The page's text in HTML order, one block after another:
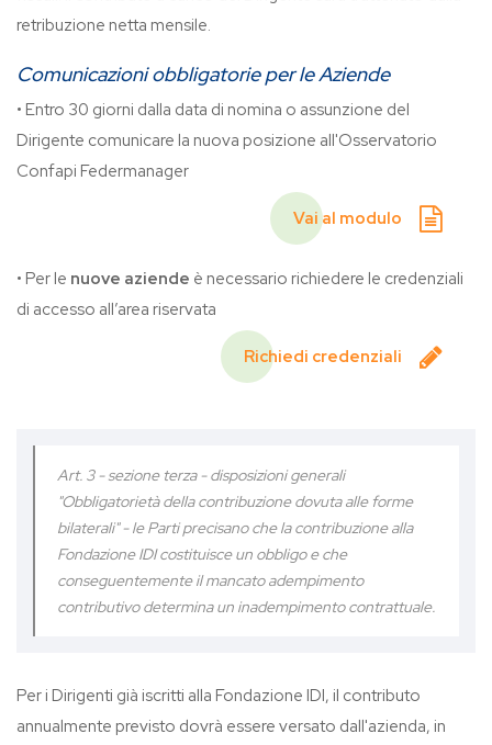
retribuzione netta mensile.
Comunicazioni obbligatorie per le Aziende
• Entro 30 giorni dalla data di nomina o assunzione del
Dirigente comunicare la nuova posizione all'Osservatorio
Confapi Federmanager
Vai al modulo
• Per le nuove aziende è necessario richiedere le credenziali
di accesso all’area riservata
Richiedi credenziali
Art. 3 - sezione terza - disposizioni generali
"Obbligatorietà della contribuzione dovuta alle forme
bilaterali" - le Parti precisano che la contribuzione alla
Fondazione IDI costituisce un obbligo e che
conseguentemente il mancato adempimento
contributivo determina un inadempimento contrattuale.
Per i Dirigenti già iscritti alla Fondazione IDI, il contributo
annualmente previsto dovrà essere versato dall'azienda, in